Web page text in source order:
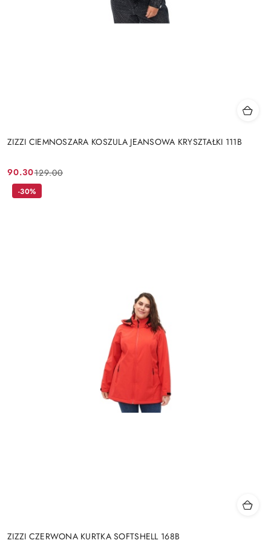
ZIZZI CIEMNOSZARA KOSZULA JEANSOWA KRYSZTAŁKI 111B
Cena
promocyjna:
90.30
Cena
przed
129.00
ZIZZI CZERWONA KURTKA SOFTSHELL 168B
-30%